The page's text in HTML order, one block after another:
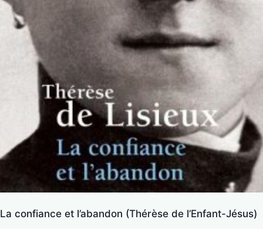
La confiance et l’abandon (Thérèse de l’Enfant-Jésus)